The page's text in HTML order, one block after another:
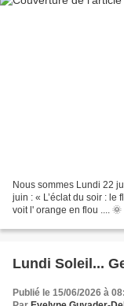
Nous sommes Lundi 22
juin : « L’éclat du soir : le
voit l' orange en flou ....
Lundi Soleil...
Publié le 15/06/2026 à